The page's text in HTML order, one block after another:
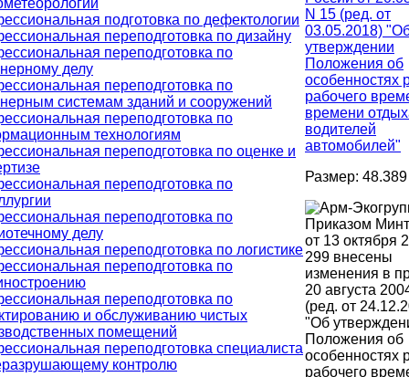
подготовка по дефектологии
переподготовка по дизайну
переподготовка по
делу
переподготовка по
системам зданий и сооружений
переподготовка по
технологиям
переподготовка по оценке и
переподготовка по
переподготовка по
делу
переподготовка по логистике
переподготовка по
переподготовка по
и обслуживанию чистых
помещений
переподготовка специалиста
контролю
N 15 (ред. от
03.05.2018)
утверждении
Положения об
особенностях
рабочего
времени
водителей
автомобилей"
Размер:
Приказом
от 13 октября
299 внесены
изменения в
20 августа
(ред. от
"Об
Положения об
особенностях
рабочего